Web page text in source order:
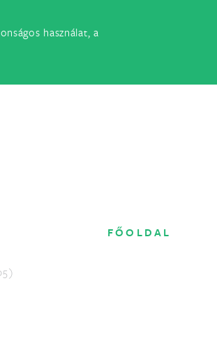
használat, a
FŐOLDAL